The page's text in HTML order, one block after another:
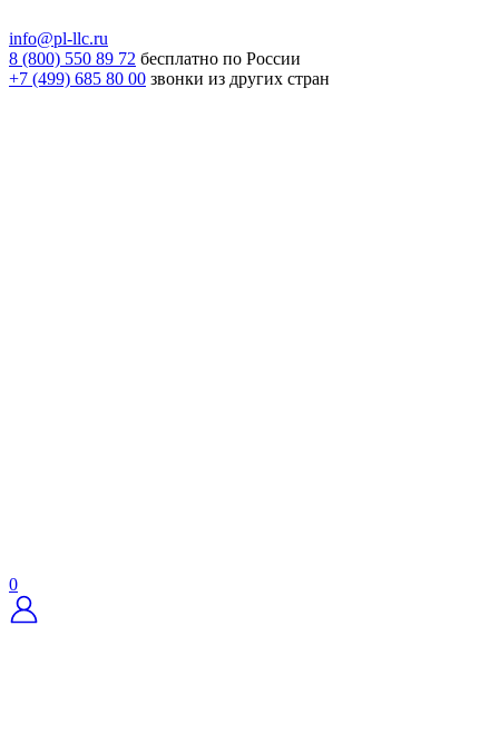
info@pl-llc.ru
8 (800) 550 89 72 бесплатно по России
+7 (499) 685 80 00 звонки из других стран
0